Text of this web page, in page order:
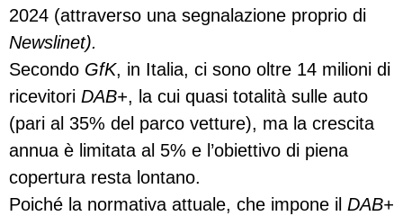
2024 (attraverso una segnalazione proprio di
Newslinet).
Secondo GfK, in Italia, ci sono oltre 14 milioni di
ricevitori DAB+, la cui quasi totalità sulle auto
(pari al 35% del parco vetture), ma la crescita
annua è limitata al 5% e l’obiettivo di piena
copertura resta lontano.
Poiché la normativa attuale, che impone il DAB+